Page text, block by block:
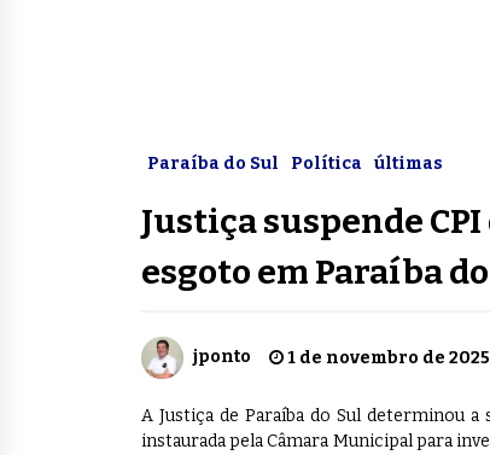
Paraíba do Sul Política últimas
Justiça suspende
esgoto em Paraíba
jponto 1 de novembro de 2025
A Justiça de Paraíba do Sul determinou a
instaurada pela Câmara Municipal para